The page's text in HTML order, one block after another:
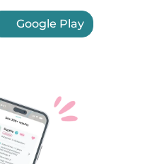
Google Play